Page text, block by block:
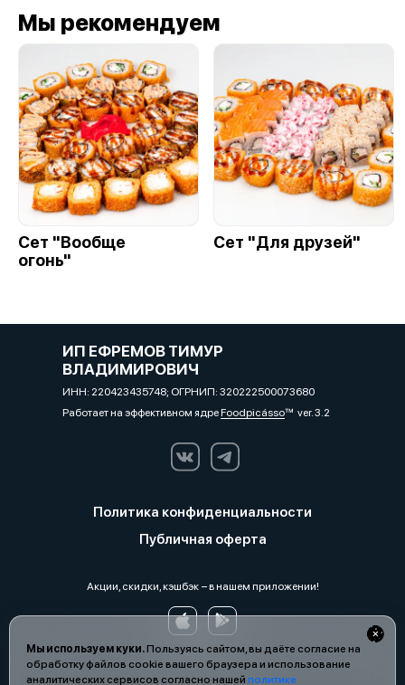
Мы используем куки.Пользуясь сайтом, вы даёте согласие на
обработку файлов cookie вашего браузера и использование
аналитических сервисов согласно нашей политике
Мы рекомендуем
Сет "Вообще
огонь"
Сет "Для друзей"
ИП ЕФРЕМОВ ТИМУР
ВЛАДИМИРОВИЧ
ИНН: 220423435748; ОГРНИП: 320222500073680
Работает на эффективном ядреFoodpicássover. 3.2
Политика конфиденциальности
Публичная оферта
Акции, скидки, кэшбэк − в нашем приложении!